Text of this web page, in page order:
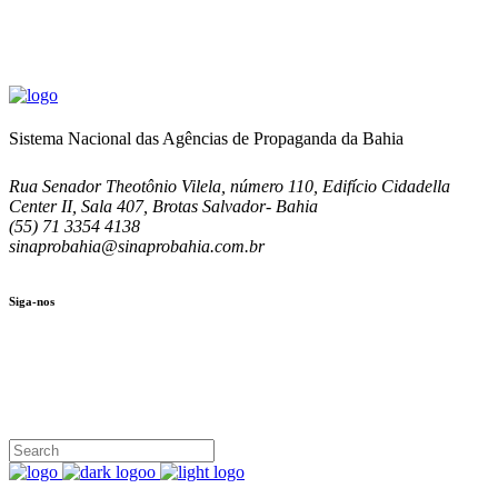
Sistema Nacional das Agências de Propaganda da Bahia
Rua Senador Theotônio Vilela, número 110, Edifício Cidadella
Center II, Sala 407, Brotas Salvador- Bahia
(55) 71 3354 4138
sinaprobahia@sinaprobahia.com.br
Siga-nos